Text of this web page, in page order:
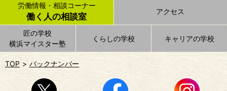
労働情報・相談コーナー
働く人の相談室
匠の学校
横浜マイスター塾
くらしの学校 キャリアの学校
アクセス
TOP バックナンバー